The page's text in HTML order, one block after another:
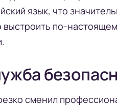
язык, что
выстроить по-
сменил